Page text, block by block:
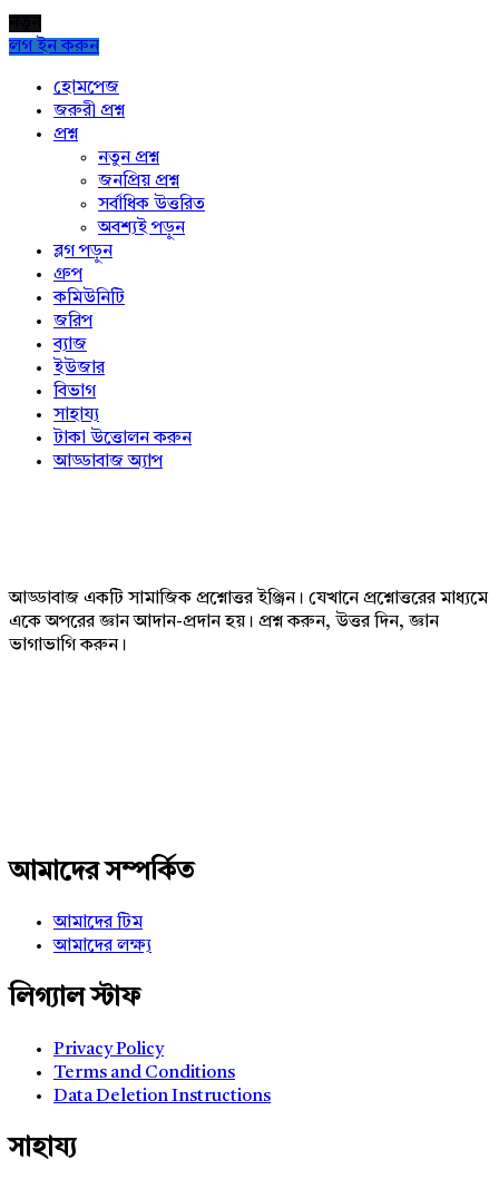
লগ ইন করুন
Exploreহোমপেজ
জরুরী প্রশ্ন
প্রশ্ন
নতুন প্রশ্ন
জনপ্রিয় প্রশ্ন
সর্বাধিক উত্তরিত
অবশ্যই পড়ুন
ব্লগ পড়ুন
গ্রুপ
কমিউনিটি
জরিপ
ব্যাজ
ইউজার
বিভাগ
সাহায্য
টাকা উত্তোলন করুন
আড্ডাবাজ অ্যাপ
আড্ডাবাজ একটি সামাজিক প্রশ্নোত্তর ইঞ্জিন। যেখানে প্রশ্নোত্তরের মাধ্যমে
একে অপরের জ্ঞান আদান-প্রদান হয়। প্রশ্ন করুন, উত্তর দিন, জ্ঞান
ভাগাভাগি করুন।
আমাদের সম্পর্কিত
আমাদের টিম
আমাদের লক্ষ্য
লিগ্যাল স্টাফ
Privacy Policy
Terms and Conditions
Data Deletion Instructions
সাহায্য